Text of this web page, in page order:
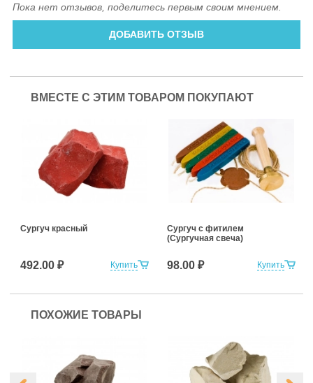
Пока нет отзывов, поделитесь первым своим мнением.
ДОБАВИТЬ ОТЗЫВ
ВМЕСТЕ С ЭТИМ ТОВАРОМ ПОКУПАЮТ
Купить
Сургуч красный
492.00 ₽ Купить
Сургуч с фитилем
(Сургучная свеча)
98.00 ₽
ПОХОЖИЕ ТОВАРЫ